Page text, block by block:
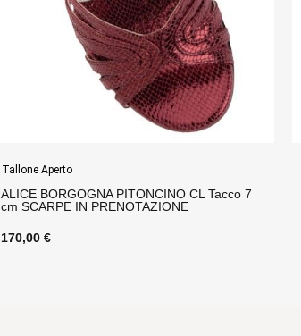
Tallone Aperto
FLORA ROSSO Tacco 7 cm SCARPE IN
PRENOTAZIONE
155,00 €